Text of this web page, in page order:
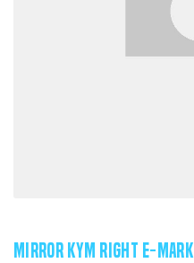
MIRROR KYM RIGHT E-MARK